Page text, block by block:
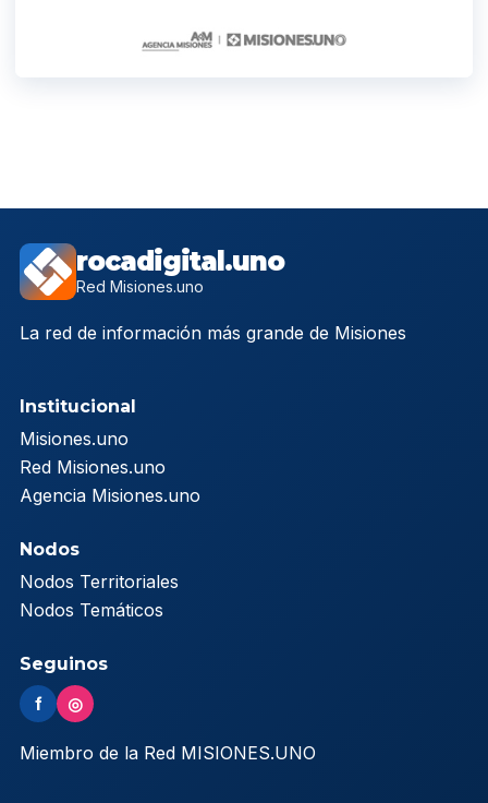
rocadigital.uno
Red Misiones.uno
La red de información más grande de Misiones
Institucional
Misiones.uno
Red Misiones.uno
Agencia Misiones.uno
Nodos
Nodos Territoriales
Nodos Temáticos
Seguinos
f ◎
Miembro de la Red MISIONES.UNO